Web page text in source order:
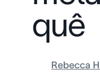
quê
Rebecca